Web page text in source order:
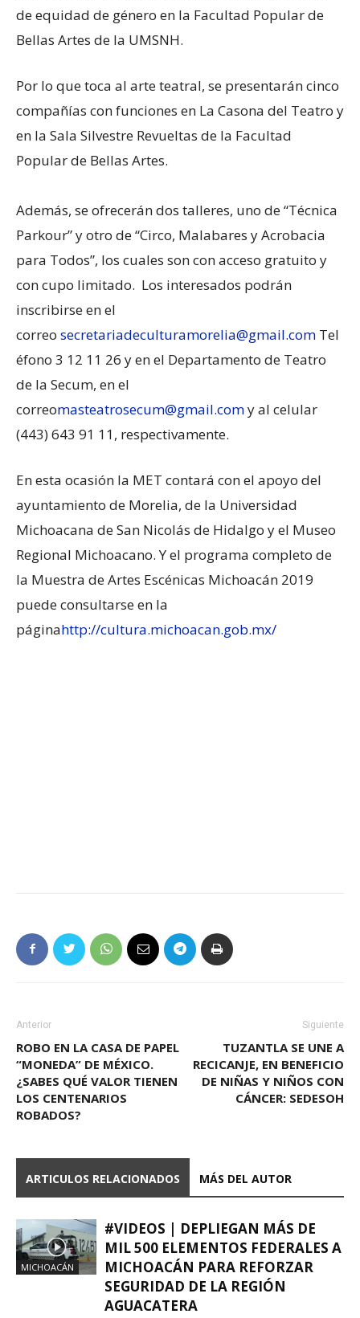
de equidad de género en la Facultad Popular de
Bellas Artes de la UMSNH.
Por lo que toca al arte teatral, se presentarán cinco
compañías con funciones en La Casona del Teatro y
en la Sala Silvestre Revueltas de la Facultad
Popular de Bellas Artes.
Además, se ofrecerán dos talleres, uno de “Técnica
Parkour” y otro de “Circo, Malabares y Acrobacia
para Todos”, los cuales son con acceso gratuito y
con cupo limitado. Los interesados podrán
inscribirse en el
correo secretariadeculturamorelia@gmail.com Tel
éfono 3 12 11 26 y en el Departamento de Teatro
de la Secum, en el
correomasteatrosecum@gmail.comy al celular
(443) 643 91 11, respectivamente.
En esta ocasión la MET contará con el apoyo del
ayuntamiento de Morelia, de la Universidad
Michoacana de San Nicolás de Hidalgo y el Museo
Regional Michoacano. Y el programa completo de
la Muestra de Artes Escénicas Michoacán 2019
puede consultarse en la
páginahttp://cultura.michoacan.gob.mx/
Anterior
ROBO EN LA CASA DE PAPEL
“MONEDA” DE MÉXICO.
¿SABES QUÉ VALOR TIENEN
LOS CENTENARIOS
ROBADOS?
Siguiente
TUZANTLA SE UNE A
RECICANJE, EN BENEFICIO
DE NIÑAS Y NIÑOS CON
CÁNCER: SEDESOH
ARTICULOS RELACIONADOS MÁS DEL AUTOR
MICHOACÁN
#VIDEOS | DEPLIEGAN MÁS DE
MIL 500 ELEMENTOS FEDERALES A
MICHOACÁN PARA REFORZAR
SEGURIDAD DE LA REGIÓN
AGUACATERA